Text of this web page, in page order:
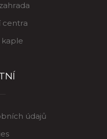
centra
kaple
údajů